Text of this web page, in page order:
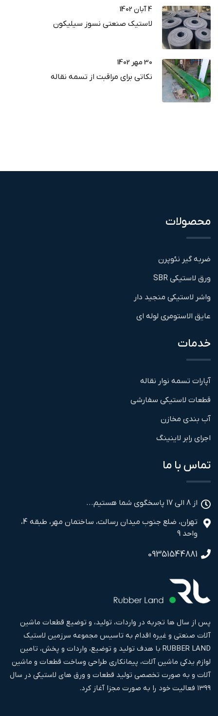
4 آبان 1402
لاستیک صنعتی نسوز سیلیکون
30 مهر 1402
نکاتی برای مراقبت از تسمه نقاله
محصولات
ضربه گیر نئوپرن
ورق لاستیکی SBR
واشر لاستیکی منجید دار
عایق الاستومری لوله ای
خدمات
آپارات تسمه نوار نقاله
قطعات لاستیکی سفارشی
آب بندی مخازن
اجرای رابر لاینینگ
تماس با ما
از 8 الی 17 پاسخگوی شما هستیم...
تهران، ضلع جنوب میدان رسالت، ساختمان مهر، طبقه 4،
واحد 9
09351544881
پس از سال ها تجربه در واردات، تولید، و توضیع قطعات ماشین
آلات صنعتی و غیره اقدام به تاسیس مجموعه سرزمین لاستیک
RUBBER LAND با هدف تولید و توضیع، واردات و پخش، تامین
لوازم یدکی ماشین آلات، پیمانکاری طراحی وساخت قطعات و ماشین
آلات و به صورت تخصصی تولید قطعات و ورق های لاستیکی در سال
۱۳۹۹ فعالیت خود را به صورت مجزا آغاز کرد.